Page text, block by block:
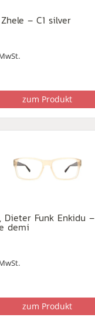
– C1 silver
zum Produkt
Dieter Funk Enkidu –
demi
zum Produkt